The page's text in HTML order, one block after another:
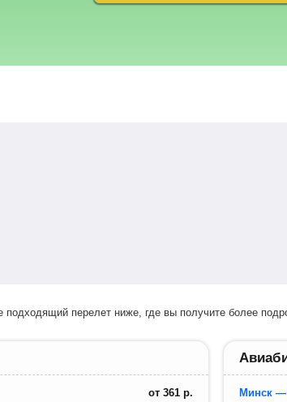
подходящий перелет ниже, где вы получите более
от 361 р.
Минск —